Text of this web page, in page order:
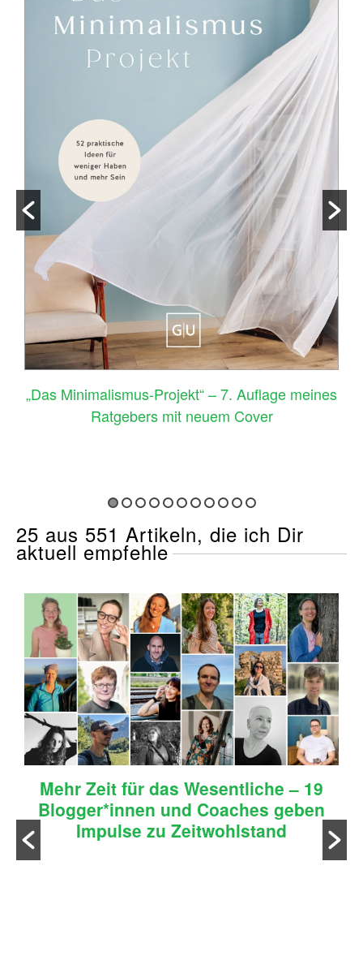
„Das Minimalismus-Projekt“ – 7. Auflage meines
Ratgebers mit neuem Cover
25 aus 551 Artikeln, die ich Dir
aktuell empfehle
Mehr Zeit für das Wesentliche – 19
Blogger*innen und Coaches geben
Impulse zu Zeitwohlstand